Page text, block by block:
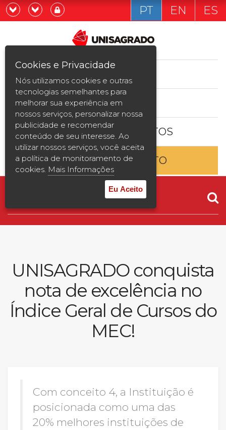
Graduação
Pós-graduação e MBA
Curta Duração
Vestibular
2ª Graduação
Transferência
Reingresso
Desconto de pontualidade
Biblioteca
Contatos
UATI
Já sou estudande
Quero ser estudante
PT EN ES
ESTUDE AQUI
BOLSAS E DESCONTOS
ENTRE EM CONTATO
UNISAGRADO conquista
nota de excelência no
Índice Geral de Cursos do
MEC!
Com conceito 4, a Instituição é
posicionada como uma das
20% melhores instituições de
Cookies e Privacidade
Nós utilizamos cookies e outras
tecnologias semelhantes para
melhorar sua experiência em
nossos serviços, personalizar nossa
publicidade e recomendar
conteúdo de seu interesse. Ao
utilizar nossos serviços, você aceita
a política de monitoramento de
cookies. Mais Informações
Eu Aceito